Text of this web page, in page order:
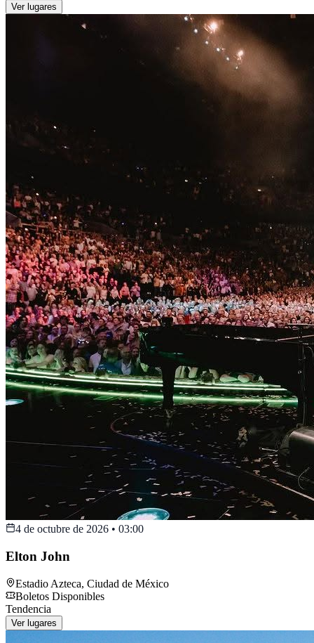
Ver lugares
4 de octubre de 2026 • 03:00
Elton John
Estadio Azteca, Ciudad de México
Boletos Disponibles
Tendencia
Ver lugares